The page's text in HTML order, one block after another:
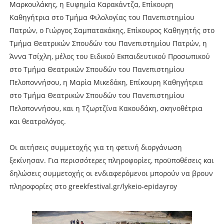
Μαρκουλάκης, η Ευφημία Καρακάντζα, Επίκουρη
Καθηγήτρια στο Τμήμα Φιλολογίας του Πανεπιστημίου
Πατρών, ο Γιώργος Σαμπατακάκης, Επίκουρος Καθηγητής στο
Τμήμα Θεατρικών Σπουδών του Πανεπιστημίου Πατρών, η
Άννα Τσίχλη, μέλος του Ειδικού Εκπαιδευτικού Προσωπικού
στο Τμήμα Θεατρικών Σπουδών του Πανεπιστημίου
Πελοποννήσου, η Μαρία Μικεδάκη, Επίκουρη Καθηγήτρια
στο Τμήμα Θεατρικών Σπουδών του Πανεπιστημίου
Πελοποννήσου, και η Τζωρτζίνα Κακουδάκη, σκηνοθέτρια
και θεατρολόγος.
Οι αιτήσεις συμμετοχής για τη φετινή διοργάνωση
ξεκίνησαν. Για περισσότερες πληροφορίες, προϋποθέσεις και
δηλώσεις συμμετοχής οι ενδιαφερόμενοι μπορούν να βρουν
πληροφορίες στο greekfestival.gr/lykeio-epidayroy